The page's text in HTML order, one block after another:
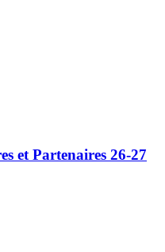
et Partenaires 26-27